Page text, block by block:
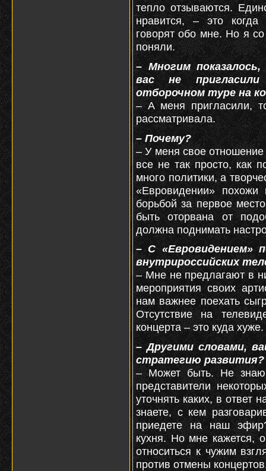
тепло отзываются.
нравится, – это
говорят обо мне. Но я
поняли.
– Многим
вас не
отборочном туре на
– А меня пригласили,
рассматривала.
– Почему?
– У меня свое отношение
все не так просто, как
много политики, а
«Евровидении» похожи
борьбой за первое
быть оторвана от
должна поднимать
– С «Евровидением»
внутрироссийских
– Мне не предлагают в
мероприятия своих
нам важнее поехать
Отсутствие на
концерта – это куда хуже.
– Другими словами,
стратегию развития?
– Может быть. Не
представители
уточнять каких, в ответ
знаете, с кем
приедете на наш
кухня. Но мне кажется,
относиться к чужим
против отмены